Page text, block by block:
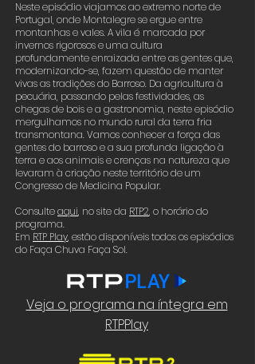
Neste episódio viajamos ao extremo norte de
Portugal, onde Montalegre se ergue entre
montanhas e vales. A vila é marcada por
invernos rigorosos e uma cultura
profundamente enraizada entre as gentes que,
modernizando-se, fazem questão de manter
vivas as tradições do Barroso. Da agricultura à
pecuária, passando pelas festividades, as
chegas de bois e a gastronomia, neste episódio
mergulhamos no mundo rural da terra fria
transmontana. Vamos conhecer a força das
gentes do barroso e a sua profunda ligação à
terra e aos animais e crenças na natureza que
levaram à criação neste território de um
Congresso de Medicina Popular.
Consulteaqui, no site da RTP2, o horário do
programa.
Em RTP Play, estão disponíveis todos os episódios
do Faça Chuva Faça Sol.
Veja o programa na íntegra em
RTPPlay